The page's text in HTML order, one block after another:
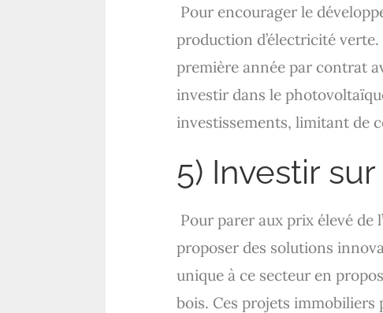
Pour encourager le
production d’électricité
première année par contrat
investir dans le
investissements, limitant de
5) Investir
Pour parer aux prix élevé de
proposer des solutions
unique à ce secteur en
bois. Ces projets immobiliers